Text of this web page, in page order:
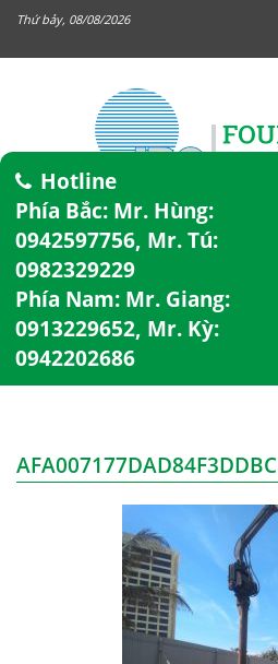
Thứ bảy, 08/08/2026
Hotline
Phía Bắc: Mr. Hùng:
0942597756, Mr. Tú:
0982329229
Phía Nam: Mr. Giang:
0913229652, Mr. Kỳ:
0942202686
AFA007177DAD84F3DDBC